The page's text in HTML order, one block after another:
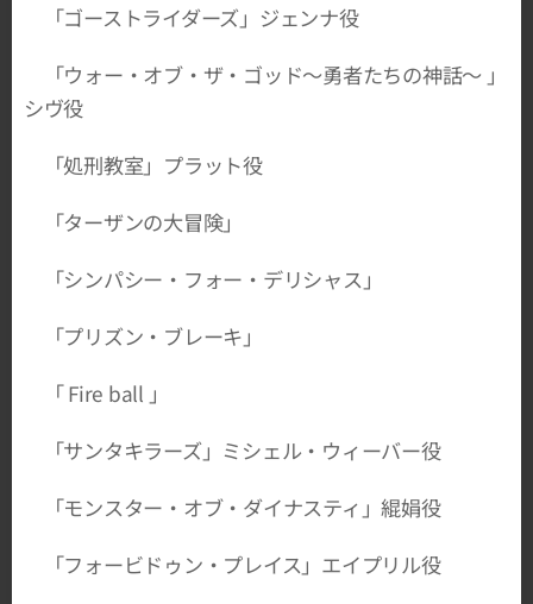
「ゴーストライダーズ」ジェンナ役
「ウォー・オブ・ザ・ゴッド～勇者たちの神話～ 」
シヴ役
「処刑教室」プラット役
「ターザンの大冒険」
「シンパシー・フォー・デリシャス」
「プリズン・ブレーキ」
「 Fire ball 」
「サンタキラーズ」ミシェル・ウィーバー役
「モンスター・オブ・ダイナスティ」緄娟役
「フォービドゥン・プレイス」エイプリル役